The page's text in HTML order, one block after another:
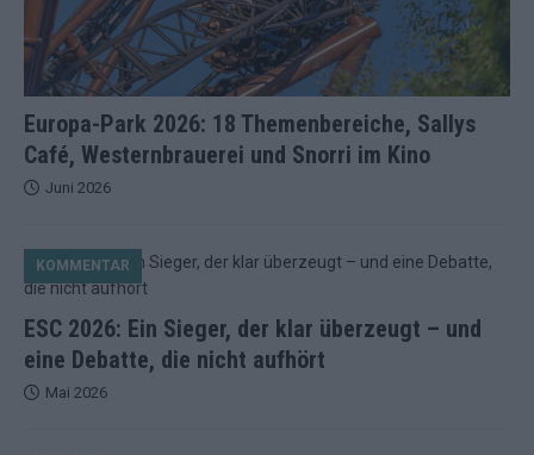
Europa-Park 2026: 18 Themenbereiche, Sallys
Café, Westernbrauerei und Snorri im Kino
Juni 2026
ESC 2026: Ein Sieger, der klar überzeugt – und
eine Debatte, die nicht aufhört
KOMMENTAR
Mai 2026